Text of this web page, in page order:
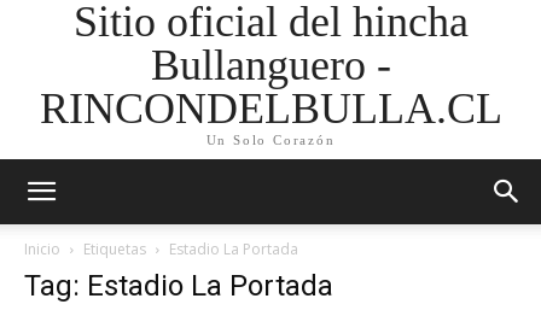
Sitio oficial del hincha
Bullanguero -
RINCONDELBULLA.CL
Un Solo Corazón
Inicio Etiquetas Estadio La Portada
Tag: Estadio La Portada